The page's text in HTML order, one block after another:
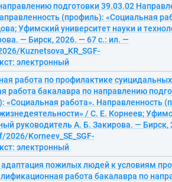
подготовки 39.03.02
(профиль): «Социальная
Уфимский университет науки и
— Бирск, 2026. — 67 с.: ил. —
Kuznetsova_KR_SGF-
электронный
работа по профилактике
работа бакалавра по направлению
«Социальная работа». Направленность
/ С. Е. Корнеев;
руководитель А. Б. Закирова. — Бирск,
Korneev_SE_SGF-
электронный
пожилых людей к условиям
работа бакалавра по